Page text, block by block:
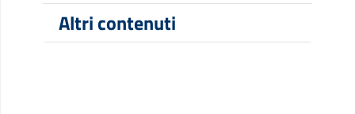
Altri contenuti